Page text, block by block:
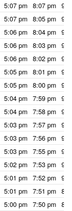
5:07 pm 8:07 pm
5:07 pm 8:05 pm
5:06 pm 8:04 pm
5:06 pm 8:03 pm
5:06 pm 8:02 pm
5:05 pm 8:01 pm
5:05 pm 8:00 pm
5:04 pm 7:59 pm
5:04 pm 7:58 pm
5:03 pm 7:57 pm
5:03 pm 7:56 pm
5:03 pm 7:55 pm
5:02 pm 7:53 pm
5:01 pm 7:52 pm
5:01 pm 7:51 pm
5:00 pm 7:50 pm